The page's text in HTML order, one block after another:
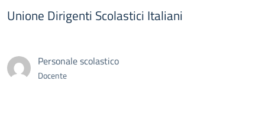
Unione Dirigenti Scolastici Italiani
Personale scolastico
Docente